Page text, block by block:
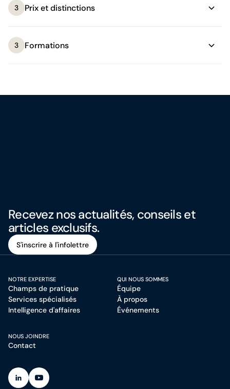
3 Prix et distinctions
3 Formations
Recevez nos actualités, conseils et
articles exclusifs.
S'inscrire à l'infolettre
NOTRE EXPERTISE
Champs de pratique
Services spécialisés
Intelligence d'affaires
QUI NOUS SOMMES
Équipe
À propos
Événements
NOUS JOINDRE
Contact
(Ouvre dans un nouvel onglet)
(Ouvre dans un nouvel onglet)